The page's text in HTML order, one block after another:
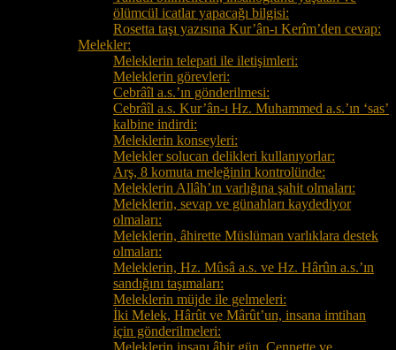
ölümcül icatlar yapacağı bilgisi:
Rosetta taşı yazısına Kur’ân-ı Kerîm’den cevap:
Melekler:
Meleklerin telepati ile iletişimleri:
Meleklerin görevleri:
Cebrâîl a.s.’ın gönderilmesi:
Cebrâîl a.s. Kur’ân-ı Hz. Muhammed a.s.’ın ‘sas’
kalbine indirdi:
Meleklerin konseyleri:
Melekler solucan delikleri kullanıyorlar:
Arş, 8 komuta meleğinin kontrolünde:
Meleklerin Allâh’ın varlığına şahit olmaları:
Meleklerin, sevap ve günahları kaydediyor
olmaları:
Meleklerin, âhirette Müslüman varlıklara destek
olmaları:
Meleklerin, Hz. Mûsâ a.s. ve Hz. Hârûn a.s.’ın
sandığını taşımaları:
Meleklerin müjde ile gelmeleri:
İki Melek, Hârût ve Mârût’un, insana imtihan
için gönderilmeleri:
Meleklerin insanı âhir gün, Cennette ve